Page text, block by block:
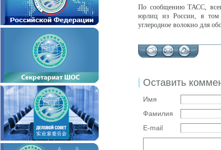
По сообщению ТАСС, в
юрлиц из России, в том
углеродное волокно для
Оставить
Имя
Фамилия
E-mail